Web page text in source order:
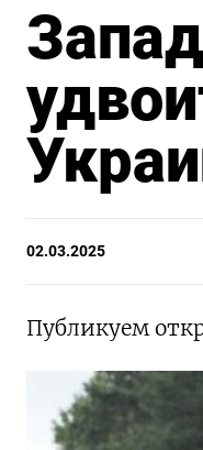
02.03.2025
Публикуем